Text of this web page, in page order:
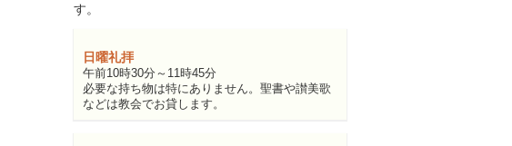
す。
日曜礼拝
午前10時30分～11時45分
必要な持ち物は特にありません。聖書や讃美歌
などは教会でお貸します。